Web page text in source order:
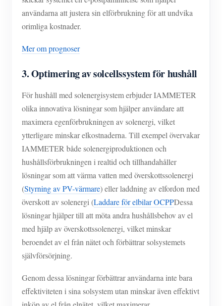
användarna att justera sin elförbrukning för att undvika
orimliga kostnader.
Mer om prognoser
3. Optimering av solcellssystem för hushåll
För hushåll med solenergisystem erbjuder IAMMETER
olika innovativa lösningar som hjälper användare att
maximera egenförbrukningen av solenergi, vilket
ytterligare minskar elkostnaderna. Till exempel övervakar
IAMMETER både solenergiproduktionen och
hushållsförbrukningen i realtid och tillhandahåller
lösningar som att värma vatten med överskottssolenergi
(Styrning av PV-värmare) eller laddning av elfordon med
överskott av solenergi (Laddare för elbilar OCPPDessa
lösningar hjälper till att möta andra hushållsbehov av el
med hjälp av överskottssolenergi, vilket minskar
beroendet av el från nätet och förbättrar solsystemets
självförsörjning.
Genom dessa lösningar förbättrar användarna inte bara
effektiviteten i sina solsystem utan minskar även effektivt